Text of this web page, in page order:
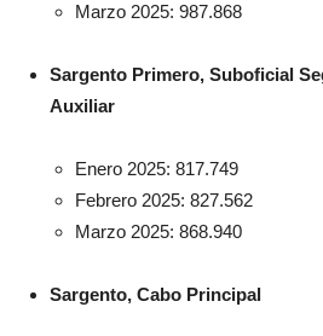
Marzo 2025: 987.868
Sargento Primero, Suboficial
Auxiliar
Enero 2025: 817.749
Febrero 2025: 827.562
Marzo 2025: 868.940
Sargento, Cabo Principal